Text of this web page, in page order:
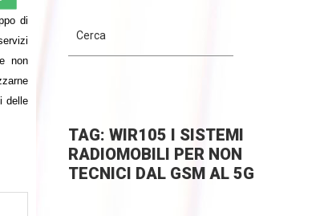
di
non
delle
TAG: WIR105 I SISTEMI
RADIOMOBILI PER NON
TECNICI DAL GSM AL 5G